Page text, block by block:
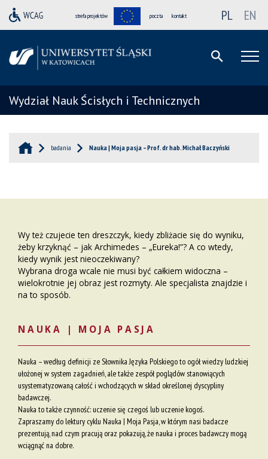
strefa projektów poczta kontakt PL EN
Wydział Nauk Ścisłych i Technicznych
badania Nauka | Moja pasja – Prof. dr hab. Michał Baczyński
Wy też czujecie ten dreszczyk, kiedy zbliżacie się do wyniku,
żeby krzyknąć – jak Archimedes – „Eureka!”? A co wtedy,
kiedy wynik jest nieoczekiwany?
Wybrana droga wcale nie musi być całkiem widoczna –
wielokrotnie jej obraz jest rozmyty. Ale specjalista znajdzie i
na to sposób.
NAUKA | MOJA PASJA
Nauka – według definicji ze Słownika Języka Polskiego to ogół wiedzy ludzkiej
ułożonej w system zagadnień, ale także zespół poglądów stanowiących
usystematyzowaną całość i wchodzących w skład określonej dyscypliny
badawczej.
Nauka to także czynność: uczenie się czegoś lub uczenie kogoś.
Zapraszamy do lektury cyklu Nauka | Moja Pasja, w którym nasi badacze
prezentują, nad czym pracują oraz pokazują, że nauka i proces badawczy mogą
wciągnąć na dobre.